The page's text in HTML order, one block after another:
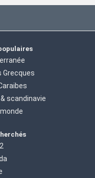
Grecques
scandinavie